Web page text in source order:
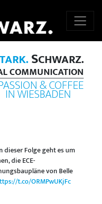
SCHWARZ.
COMMUNICATION
& COFFEE
IN WIESBADEN
dieser Folge geht es um
die ECE-
von Belle
t.co/ORMPwUKjFc